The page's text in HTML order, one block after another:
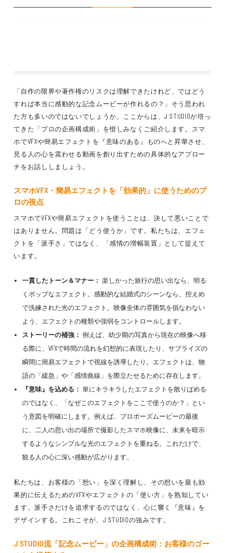
「自作の限界や著作権のリスクは理解できたけれど、ではどう
すれば本当に感動的な記念ムービーが作れるの？」そう思われ
た方も多いのではないでしょうか。ここからは、J STUDIOが培っ
てきた「プロの企画構成術」を惜しみなくご紹介します。スマ
ホでVFXや簡易エフェクトを『意味のある』ものへと昇華させ、
見る人の心を震わせる動画を創り出すための具体的なアプロー
チをお話ししましょう。
スマホVFX・簡易エフェクトを「効果的」に使うためのプ
ロの視点
スマホでVFXや簡易エフェクトを使うことは、決して悪いことで
はありません。問題は「どう使うか」です。私たちは、エフェ
クトを「派手さ」ではなく、「感情の増幅装置」として捉えて
います。
一貫したトーン＆マナー： 楽しかった旅行の思い出なら、明る
くポップなエフェクト。感動的な結婚式のシーンなら、控えめ
で洗練された光のエフェクト。映像全体の雰囲気を損なわない
よう、エフェクトの種類や強弱をコントロールします。
ストーリーの補強： 例えば、幼少期の写真から現在の映像へ移
る際に、VFXで時間の流れを幻想的に表現したり、サプライズの
瞬間に簡易エフェクトで視線を誘導したり。エフェクトは、物
語の「緩急」や「感情曲線」を際立たせるために存在します。
『意味』を込める： 単にキラキラしたエフェクトを散りばめる
のではなく、「なぜこのエフェクトをここで使うのか？」とい
う意図を明確にします。例えば、プロポーズムービーの最後
に、二人の思い出の場所で撮影したスマホ映像に、未来を暗示
するようなシンプルな光のエフェクトを重ねる。これだけで、
観る人の心に深い感動が広がります。
私たちは、お客様の「想い」を深く理解し、その想いを最も効
果的に伝えるためのVFXやエフェクトの「使い方」を熟知してい
ます。派手さだけを追求するのではなく、心に響く『意味』を
デザインする。これこそが、J STUDIOの強みです。
J STUDIO流「記念ムービー」の企画構成術：お客様のゴー